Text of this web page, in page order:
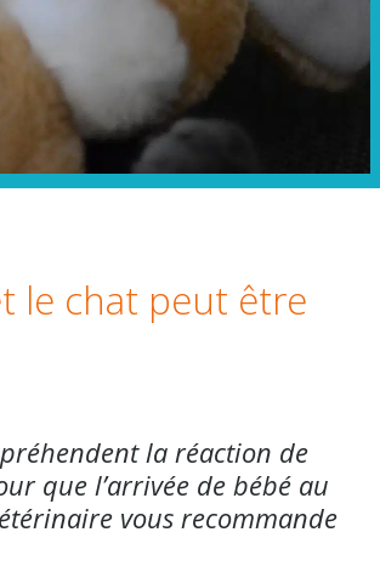
le chat peut être
la réaction de
que l’arrivée de bébé au
vous recommande